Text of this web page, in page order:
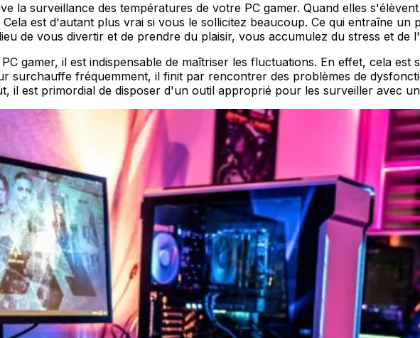
la surveillance des températures de votre PC gamer. Quand elles
est d'autant plus vrai si vous le sollicitez beaucoup. Ce qui entraîne
de vous divertir et de prendre du plaisir, vous accumulez du stress et de
gamer, il est indispensable de maîtriser les fluctuations. En effet, cela est
surchauffe fréquemment, il finit par rencontrer des problèmes de
il est primordial de disposer d'un outil approprié pour les surveiller avec